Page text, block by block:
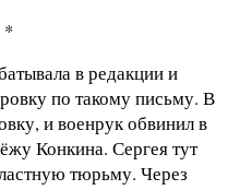
*
в редакции и
по такому письму. В
и военрук обвинил в
Конкина. Сергея тут
тюрьму. Через